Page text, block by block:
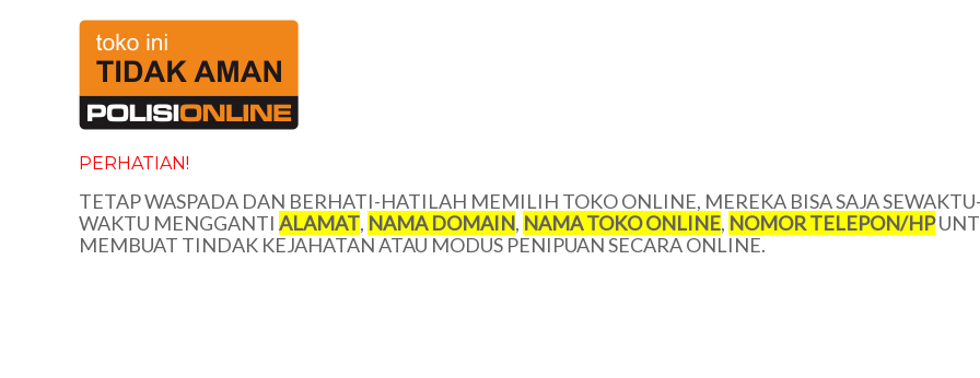
PERHATIAN!
TETAP WASPADA DAN BERHATI-HATILAH MEMILIH TOKO ONLINE, MEREKA BISA SAJA
WAKTU MENGGANTI ALAMAT, NAMA DOMAIN, NAMA TOKO ONLINE, NOMOR TELEPON/HP
MEMBUAT TINDAK KEJAHATAN ATAU MODUS PENIPUAN SECARA ONLINE.